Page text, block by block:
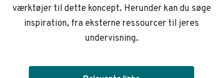
værktøjer til dette koncept. Herunder kan du søge
inspiration, fra eksterne ressourcer til jeres
undervisning.